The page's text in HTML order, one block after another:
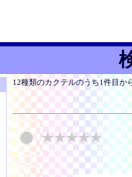
12種類のカクテルのうち1件目か